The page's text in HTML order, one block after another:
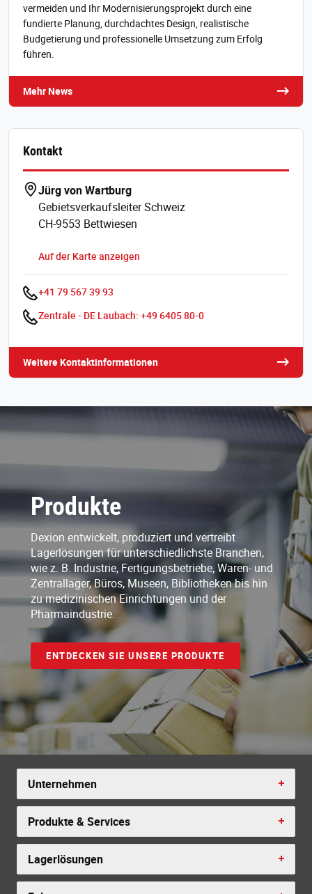
vermeiden und Ihr Modernisierungsprojekt durch eine
fundierte Planung, durchdachtes Design, realistische
Budgetierung und professionelle Umsetzung zum Erfolg
führen.
Mehr News
Kontakt
Jürg von Wartburg
Gebietsverkaufsleiter Schweiz
CH-9553 Bettwiesen
Auf der Karte anzeigen
+41 79 567 39 93
Zentrale - DE Laubach: +49 6405 80-0
Weitere Kontaktinformationen
Produkte
Dexion entwickelt, produziert und vertreibt
Lagerlösungen für unterschiedlichste Branchen,
wie z. B. Industrie, Fertigungsbetriebe, Waren- und
Zentrallager, Büros, Museen, Bibliotheken bis hin
zu medizinischen Einrichtungen und der
Pharmaindustrie.
ENTDECKEN SIE UNSERE PRODUKTE
Unternehmen
Produkte & Services
Lagerlösungen